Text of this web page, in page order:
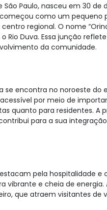
Paulo, nasceu em 30 de
como um pequeno
regional. O nome
Rio Duva. Essa junção
da comunidade.
se encontra no noroeste do
por meio de
quanto para residentes. A
para a sua
pela hospitalidade e
e cheia de energia.
que atraem visitantes de